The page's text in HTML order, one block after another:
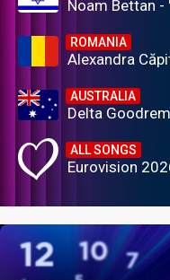
Noam Bettan -
ROMANIA
Alexandra
AUSTRALIA
Delta
ALL SONGS
Eurovision